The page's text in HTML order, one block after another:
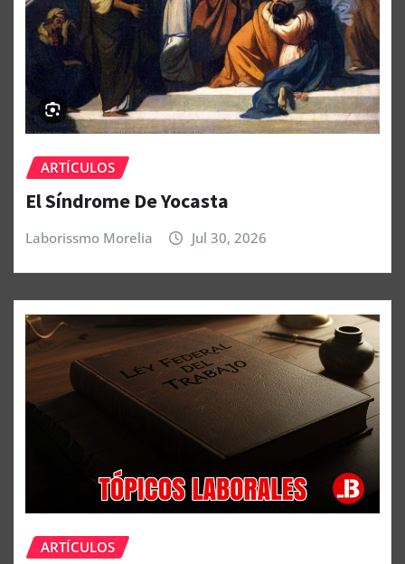
ARTÍCULOS
El Síndrome De Yocasta
Laborissmo Morelia Jul 30, 2026
ARTÍCULOS